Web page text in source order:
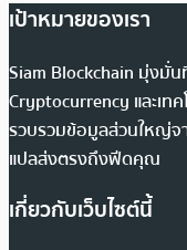
เป้าหมายของเรา
Siam Blockchain มุ่งมั่น
Cryptocurrency และเท
รวบรวมข้อมูลส่วนใหญ่จา
แปลส่งตรงถึงฟีดคุณ
เกี่ยวกับเว็บไซต์นี้